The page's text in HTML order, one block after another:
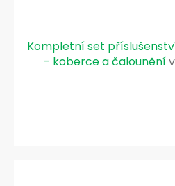
Kompletní set
– koberce a čalounění